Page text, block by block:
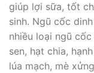
giúp lợi sữa, tốt
sinh. Ngũ cốc
nhiều loại ngũ
sen, hạt chia,
lúa mạch, mè